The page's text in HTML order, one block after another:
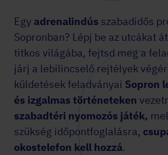
Egy adrenalindús szabadidős
Sopronban? Lépj be az utcákat
titkos világába, fejtsd meg a
járj a lebilincselő rejtélyek
küldetések feladványai Sopron
és izgalmas történeteken
szabadtéri nyomozós játék,
szükség időpontfoglalásra,
okostelefon kell hozzá.